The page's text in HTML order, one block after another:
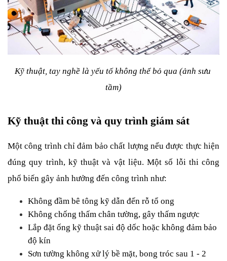
Kỹ thuật, tay nghề là yếu tố không thể bỏ qua (ảnh sưu
tầm)
Kỹ thuật thi công và quy trình giám sát
Một công trình chỉ đảm bảo chất lượng nếu được thực hiện
đúng quy trình, kỹ thuật và vật liệu. Một số lỗi thi công
phổ biến gây ảnh hưởng đến công trình như:
Không đầm bê tông kỹ dẫn đến rỗ tổ ong
Không chống thấm chân tường, gây thấm ngược
Lắp đặt ống kỹ thuật sai độ dốc hoặc không đảm bảo
độ kín
Sơn tường không xử lý bề mặt, bong tróc sau 1 - 2